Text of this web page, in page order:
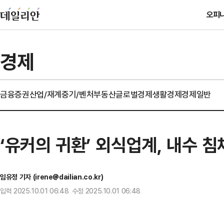
오피
경제
금융증권산업/재계중기/벤처부동산글로벌경제생활경제경제일반
‘유커의 귀환’ 외식업계, 내수
임유정 기자 (irene@dailian.co.kr)
입력 2025.10.01 06:48 수정 2025.10.01 06:48